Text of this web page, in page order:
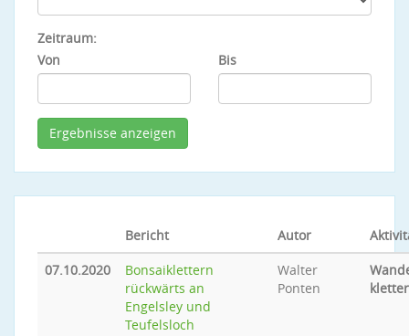
Zeitraum:
Von
Bis
Bericht Autor
07.10.2020
Bonsaiklettern
rückwärts an
Engelsley und
Teufelsloch
Walter
Ponten